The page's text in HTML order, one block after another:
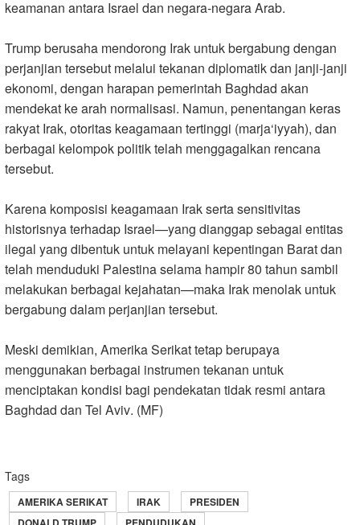
keamanan antara Israel dan negara-negara Arab.
Trump berusaha mendorong Irak untuk bergabung dengan
perjanjian tersebut melalui tekanan diplomatik dan janji-janji
ekonomi, dengan harapan pemerintah Baghdad akan
mendekat ke arah normalisasi. Namun, penentangan keras
rakyat Irak, otoritas keagamaan tertinggi (marja‘iyyah), dan
berbagai kelompok politik telah menggagalkan rencana
tersebut.
Karena komposisi keagamaan Irak serta sensitivitas
historisnya terhadap Israel—yang dianggap sebagai entitas
ilegal yang dibentuk untuk melayani kepentingan Barat dan
telah menduduki Palestina selama hampir 80 tahun sambil
melakukan berbagai kejahatan—maka Irak menolak untuk
bergabung dalam perjanjian tersebut.
Meski demikian, Amerika Serikat tetap berupaya
menggunakan berbagai instrumen tekanan untuk
menciptakan kondisi bagi pendekatan tidak resmi antara
Baghdad dan Tel Aviv. (MF)
Tags
AMERIKA SERIKAT IRAK
PRESIDEN